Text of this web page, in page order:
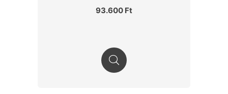
93.600 Ft